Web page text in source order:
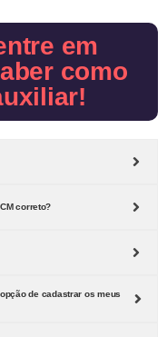
em
como
correto?
de cadastrar os meus